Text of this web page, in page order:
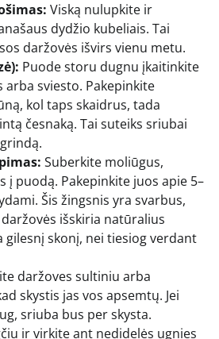
Viską nulupkite ir
dydžio kubeliais. Tai
daržovės išvirs vienu metu.
Puode storu dugnu įkaitinkite
arba sviesto. Pakepinkite
kol taps skaidrus, tada
česnaką. Tai suteiks sriubai
Suberkite moliūgus,
į puodą. Pakepinkite juos apie 5–
Šis žingsnis yra svarbus,
išskiria natūralius
gilesnį skonį, nei tiesiog verdant
daržoves sultiniu arba
skystis jas vos apsemtų. Jei
sriuba bus per skysta.
ir virkite ant nedidelės ugnies